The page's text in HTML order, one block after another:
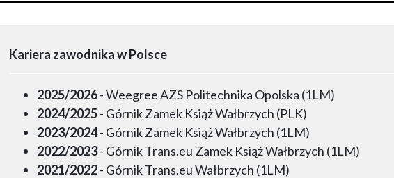
Kariera zawodnika w Polsce
2025/2026- Weegree AZS Politechnika Opolska (1LM)
2024/2025- Górnik Zamek Książ Wałbrzych (PLK)
2023/2024- Górnik Zamek Książ Wałbrzych (1LM)
2022/2023- Górnik Trans.eu Zamek Książ Wałbrzych (1LM)
2021/2022- Górnik Trans.eu Wałbrzych (1LM)